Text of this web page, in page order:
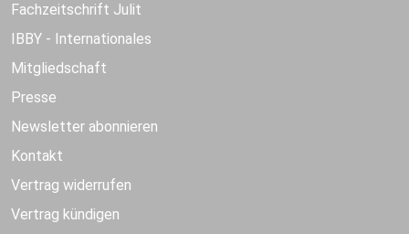
Fachzeitschrift Julit
IBBY - Internationales
Mitgliedschaft
Presse
Newsletter abonnieren
Kontakt
Vertrag widerrufen
Vertrag kündigen